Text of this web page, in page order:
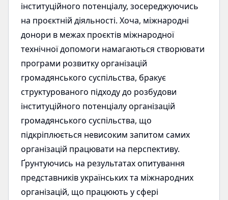
інституційного потенціалу, зосереджуючись
на проєктній діяльності. Хоча, міжнародні
донори в межах проєктів міжнародної
технічної допомоги намагаються створювати
програми розвитку організацій
громадянського суспільства, бракує
структурованого підходу до розбудови
інституційного потенціалу організацій
громадянського суспільства, що
підкріплюється невисоким запитом самих
організацій працювати на перспективу.
Ґрунтуючись на результатах опитування
представників українських та міжнародних
організацій, що працюють у сфері